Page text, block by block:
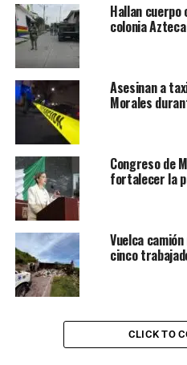
Hallan cuerpo
colonia Azteca
Asesinan a
Morales
Congreso de
fortalecer la
Vuelca
cinco
CLICK TO